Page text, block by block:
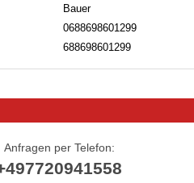
Bauer
0688698601299
688698601299
Anfragen per Telefon: